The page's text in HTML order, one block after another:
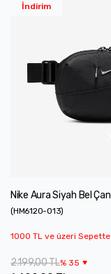
İndirim
Nike Aura Siyah Bel
(HM6120-013)
1000 TL ve üzeri
2.199,00 TL% 35